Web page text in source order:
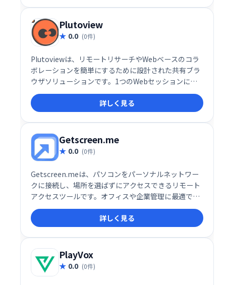
Plutoview
0.0 (0件)
Plutoviewは、リモートリサーチやWebベースのコラ
ボレーションを簡単にするために設計された共有ブラ
ウザソリューションです。1つのWebセッションに最
大100人のユーザーを追加し、グループメンバーと同
じ数のWebセッションを開いてください。
詳しく見る
Getscreen.me
0.0 (0件)
Getscreen.meは、パソコンをパーソナルネットワー
クに接続し、場所を選ばずにアクセスできるリモート
アクセスツールです。オフィスや企業管理に最適で、
安全にデータやアプリケーションにアクセスできま
す。複雑な設定不要で、スムーズなリモートワークを
実現します。
詳しく見る
PlayVox
0.0 (0件)